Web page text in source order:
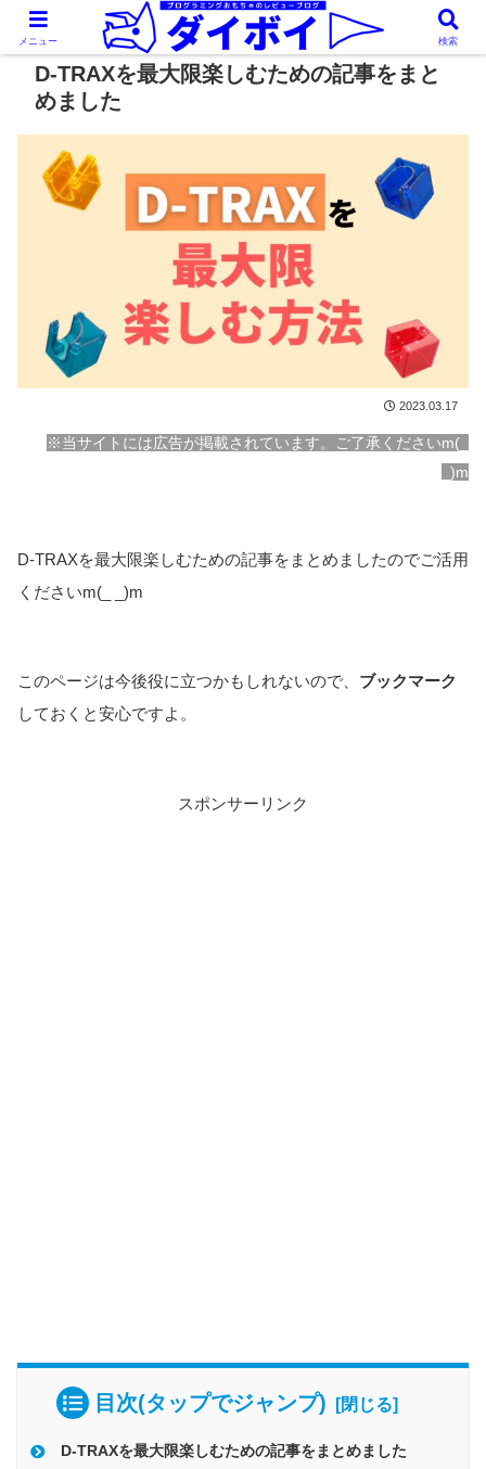
D-TRAXを最大限楽しむための記事をまと
めました
2023.03.17
※当サイトには広告が掲載されています。ご了承くださいm(_
_)m
D-TRAXを最大限楽しむための記事をまとめましたのでご活用
くださいm(_ _)m
このページは今後役に立つかもしれないので、 ブックマーク
しておくと安心ですよ。
スポンサーリンク
目次(タップでジャンプ)
D-TRAXを最大限楽しむための記事をまとめました
メニュー 検索